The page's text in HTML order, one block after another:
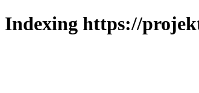
Indexing https://